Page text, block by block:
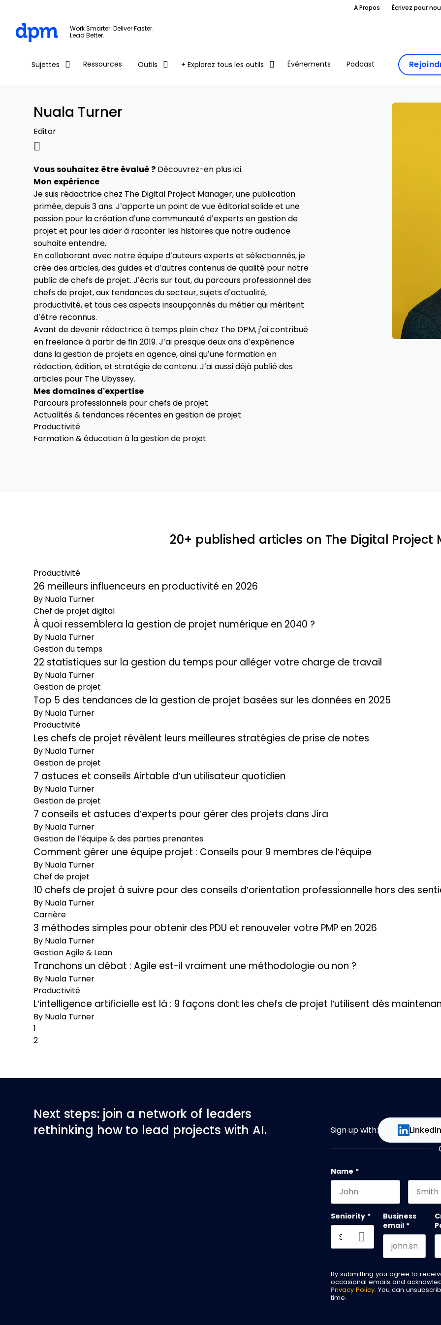
Skip to main content
A Propos Écrivez pour
Work Smarter. Deliver Faster.
Lead Better.
Sujettes Ressources Outils + Explorez tous les outils Événements Podcast
Nuala Turner
Editor
Vous souhaitez être évalué ? Découvrez-en plus ici.
Mon expérience
Je suis rédactrice chez The Digital Project Manager, une publication
primée, depuis 3 ans. J’apporte un point de vue éditorial solide et une
passion pour la création d’une communauté d’experts en gestion de
projet et pour les aider à raconter les histoires que notre audience
souhaite entendre.
En collaborant avec notre équipe d’auteurs experts et sélectionnés, je
crée des articles, des guides et d’autres contenus de qualité pour notre
public de chefs de projet. J’écris sur tout, du parcours professionnel des
chefs de projet, aux tendances du secteur, sujets d’actualité,
productivité, et tous ces aspects insoupçonnés du métier qui méritent
d’être reconnus.
Avant de devenir rédactrice à temps plein chez The DPM, j’ai contribué
en freelance à partir de fin 2019. J’ai presque deux ans d’expérience
dans la gestion de projets en agence, ainsi qu’une formation en
rédaction, édition, et stratégie de contenu. J’ai aussi déjà publié des
articles pour The Ubyssey.
Mes domaines d’expertise
Parcours professionnels pour chefs de projet
Actualités & tendances récentes en gestion de projet
Productivité
Formation & éducation à la gestion de projet
20+ published articles on The Digital Project
Productivité
26 meilleurs influenceurs en productivité en 2026
By Nuala Turner
Chef de projet digital
À quoi ressemblera la gestion de projet numérique en 2040 ?
By Nuala Turner
Gestion du temps
22 statistiques sur la gestion du temps pour alléger votre charge de travail
By Nuala Turner
Gestion de projet
Top 5 des tendances de la gestion de projet basées sur les données en 2025
By Nuala Turner
Productivité
Les chefs de projet révèlent leurs meilleures stratégies de prise de notes
By Nuala Turner
Gestion de projet
7 astuces et conseils Airtable d’un utilisateur quotidien
By Nuala Turner
Gestion de projet
7 conseils et astuces d’experts pour gérer des projets dans Jira
By Nuala Turner
Gestion de l’équipe & des parties prenantes
Comment gérer une équipe projet : Conseils pour 9 membres de l’équipe
By Nuala Turner
Chef de projet
10 chefs de projet à suivre pour des conseils d’orientation professionnelle hors des
By Nuala Turner
Carrière
3 méthodes simples pour obtenir des PDU et renouveler votre PMP en 2026
By Nuala Turner
Gestion Agile & Lean
Tranchons un débat : Agile est-il vraiment une méthodologie ou non ?
By Nuala Turner
Productivité
L’intelligence artificielle est là : 9 façons dont les chefs de projet l’utilisent dès
By Nuala Turner
1
2
Next steps: join a network of leaders
rethinking how to lead projects with AI.
Sign up with: LinkedIn
Name *
Seniority *
Business
email *
By submitting you agree to
occasional emails and
Privacy Policy. You can
time.